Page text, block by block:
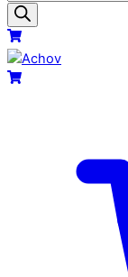
search
Menu
Cart
Cart